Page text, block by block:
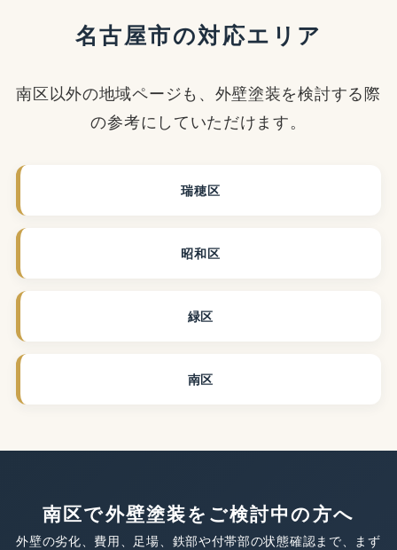
名古屋市の対応エリア
南区以外の地域ページも、外壁塗装を検討する際
の参考にしていただけます。
瑞穂区
昭和区
緑区
南区
南区で外壁塗装をご検討中の方へ
外壁の劣化、費用、足場、鉄部や付帯部の状態確認まで、まず